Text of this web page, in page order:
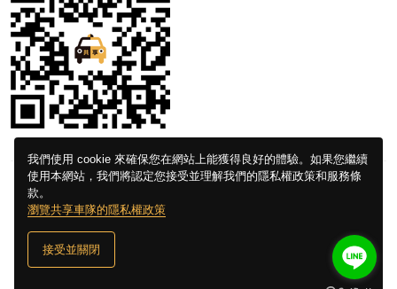
我們使用 cookie 來確保您在網站上能獲得良好的體驗。如果您繼續
使用本網站，我們將認定您接受並理解我們的隱私權政策和服務條
款。
瀏覽共享車隊的隱私權政策
接受並關閉